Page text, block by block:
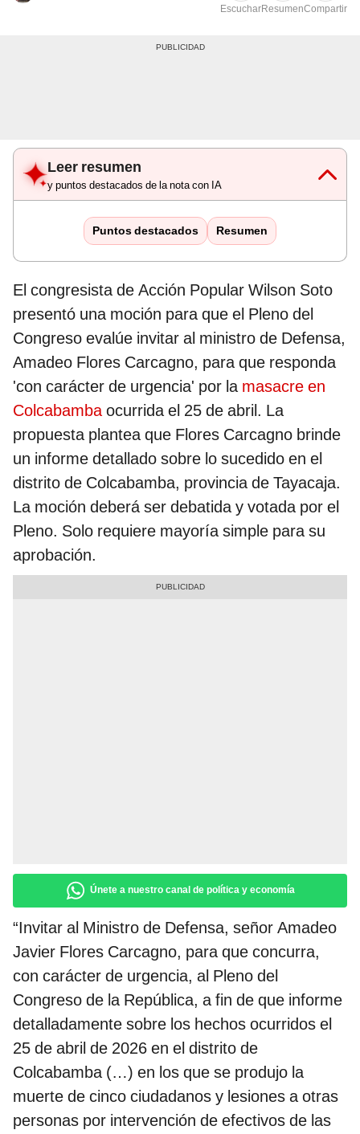
EscucharResumenCompartir
Leer resumen
y puntos destacados de la nota con IA
Puntos destacados Resumen
El congresista de Acción Popular Wilson Soto
presentó una moción para que el Pleno del
Congreso evalúe invitar al ministro de Defensa,
Amadeo Flores Carcagno, para que responda
'con carácter de urgencia' por la masacre en
Colcabambaocurrida el 25 de abril. La
propuesta plantea que Flores Carcagno brinde
un informe detallado sobre lo sucedido en el
distrito de Colcabamba, provincia de Tayacaja.
La moción deberá ser debatida y votada por el
Pleno. Solo requiere mayoría simple para su
aprobación.
Únete a nuestro canal de política y economía
“Invitar al Ministro de Defensa, señor Amadeo
Javier Flores Carcagno, para que concurra,
con carácter de urgencia, al Pleno del
Congreso de la República, a fin de que informe
detalladamente sobre los hechos ocurridos el
25 de abril de 2026 en el distrito de
Colcabamba (…) en los que se produjo la
muerte de cinco ciudadanos y lesiones a otras
personas por intervención de efectivos de las